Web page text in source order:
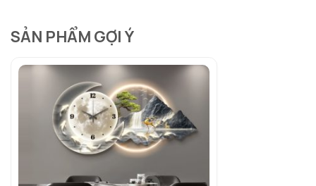
SẢN PHẨM GỢI Ý